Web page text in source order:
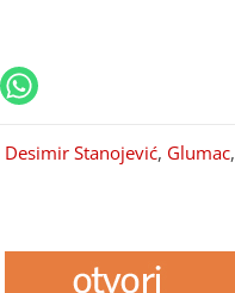
Desimir Stanojević, Glumac,